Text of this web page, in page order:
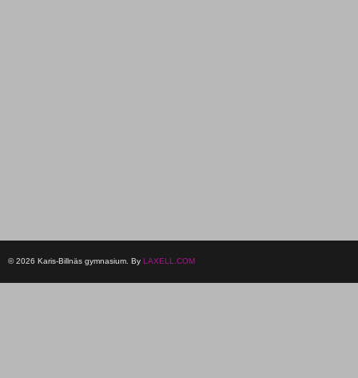
© 2026 Karis-Billnäs gymnasium. By LAXELL.COM